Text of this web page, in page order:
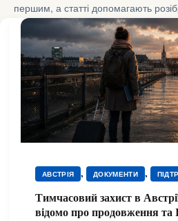
першим, а статті допомагають
АВСТРІЯ , ДОКУМЕНТИ ,
Тимчасовий захист в
відомо про продовження та